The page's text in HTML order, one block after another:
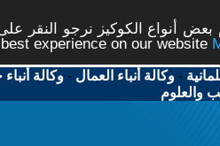
أنواع الكوكيز نرجو النقر
experience on our website
-وكالة أنباء العمال -وكالة
والعلوم